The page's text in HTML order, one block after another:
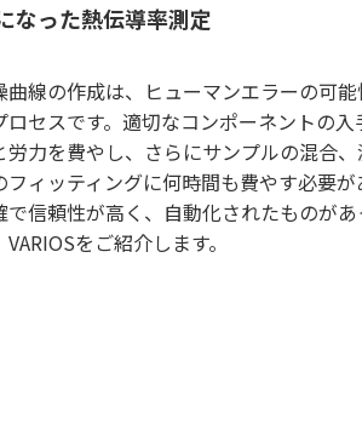
なった熱伝導率測定
曲線の作成は、ヒューマンエラーの可
ロセスです。適切なコンポーネントの
労力を費やし、さらにサンプルの混合
フィッティングに何時間も費やす必要が
で信頼性が高く、自動化されたものが
VARIOSをご紹介します。